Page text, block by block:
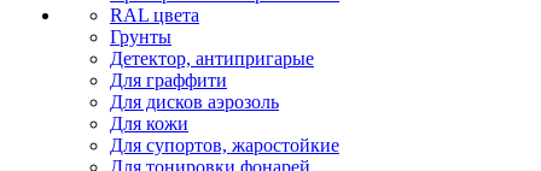
RAL цвета
Грунты
Детектор, антипригарые
Для граффити
Для дисков аэрозоль
Для кожи
Для супортов, жаростойкие
Для тонировки фонарей